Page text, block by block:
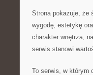
Strona pokazuje, że
wygodę, estetykę
charakter wnętrza,
serwis stanowi
To serwis, w którym